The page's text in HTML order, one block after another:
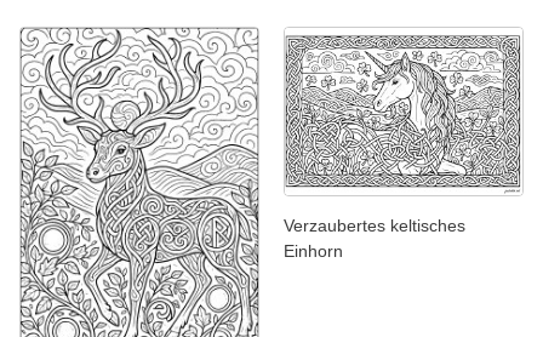
Verzaubertes keltisches
Einhorn